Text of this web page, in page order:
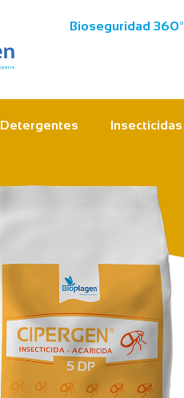
Bioseguridad 360º
Detergentes Insecticidas